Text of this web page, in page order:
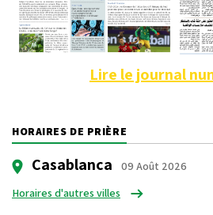
Lire le journal
HORAIRES DE PRIÈRE
Casablanca
09 Août 2026
Horaires d'autres villes